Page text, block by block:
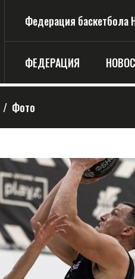
Федерация баскетбола
ФЕДЕРАЦИЯ
/ Фото